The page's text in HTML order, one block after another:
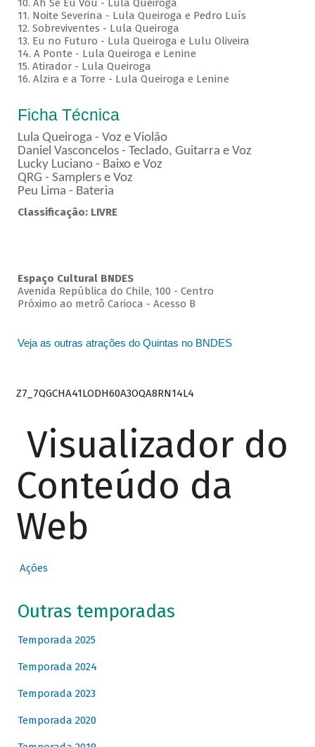
10. Ah Se Eu Vou - Lula Queiroga
11. Noite Severina - Lula Queiroga e Pedro Luís
12. Sobreviventes - Lula Queiroga
13. Eu no Futuro - Lula Queiroga e Lulu Oliveira
14. A Ponte - Lula Queiroga e Lenine
15. Atirador - Lula Queiroga
16. Alzira e a Torre - Lula Queiroga e Lenine
Ficha Técnica
Lula Queiroga - Voz e Violão
Daniel Vasconcelos - Teclado, Guitarra e Voz
Lucky Luciano - Baixo e Voz
QRG - Samplers e Voz
Peu Lima - Bateria
Classificação: LIVRE
Espaço Cultural BNDES
Avenida República do Chile, 100 - Centro
Próximo ao metrô Carioca - Acesso B
Veja as outras atrações do Quintas no BNDES
Z7_7QGCHA41LODH60A3OQA8RN14L4
Visualizador do
Conteúdo da
Web
Ações
Outras temporadas
Temporada 2025
Temporada 2024
Temporada 2023
Temporada 2020